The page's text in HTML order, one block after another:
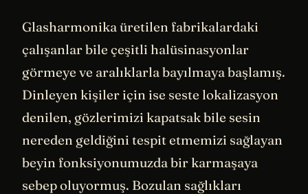
Glasharmonika üretilen fabrikalardaki
çalışanlar bile çeşitli halüsinasyonlar
görmeye ve aralıklarla bayılmaya başlamış.
Dinleyen kişiler için ise seste lokalizasyon
denilen, gözlerimizi kapatsak bile sesin
nereden geldiğini tespit etmemizi sağlayan
beyin fonksiyonumuzda bir karmaşaya
sebep oluyormuş. Bozulan sağlıkları